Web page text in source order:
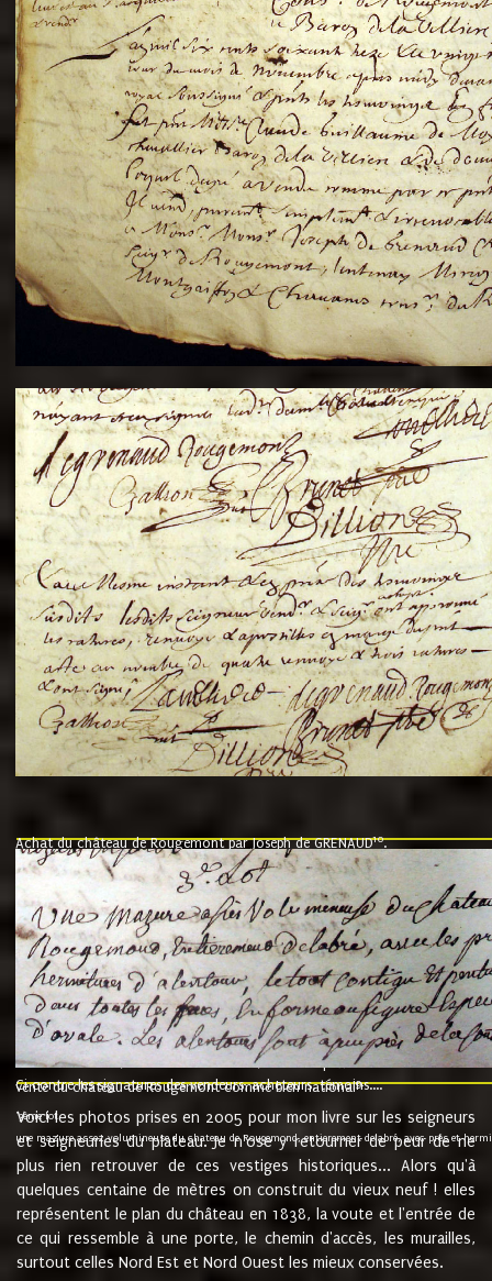
Achat du château de Rougemont par Joseph de GRENAUD10.
"l'an mil six cent soixante treze le ving neuvième jour du mois de
nommé fut présent Messire Claude Guillaume de Moyriat chevalier baron
vend, purement simplement et irrevocablement a monseigneur monsieur
et chavannes conseiller du roy au parlement de Bourgogne, present et
que le dit seigneur Baron de la Vellière a sur ses hommes, indivisables et
de la Velliere tout ainsi et comme le dit seigneur Baron et ses
présent......"
suivent les rentes, donation des terriers, etc... au prix de 880 livre louis
Ci contre les signatures des vendeurs, acheteurs, témoins....
vente du château de Rougemont comme bien national9.
"3ème lot
une mazure assez volumineuse du chateau de Rougemond, entierement delabré, avec près et
Voici les photos prises en 2005 pour mon livre sur les seigneurs
et seigneuries du plateau. Je n'ose y retourner de peur de ne
plus rien retrouver de ces vestiges historiques... Alors qu'à
quelques centaine de mètres on construit du vieux neuf ! elles
représentent le plan du château en 1838, la voute et l'entrée de
ce qui ressemble à une porte, le chemin d'accès, les murailles,
surtout celles Nord Est et Nord Ouest les mieux conservées.